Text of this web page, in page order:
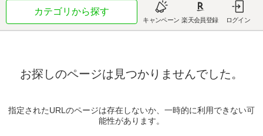
カテゴリから探す
キャンペーン 楽天会員登録 ログイン
お探しのページは見つかりませんでした。
指定されたURLのページは存在しないか、一時的に利用できない可
能性があります。